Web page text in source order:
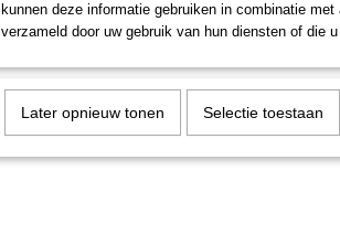
kunnen deze informatie gebruiken in combinatie
verzameld door uw gebruik van hun diensten of die
Later opnieuw tonen Selectie toestaan